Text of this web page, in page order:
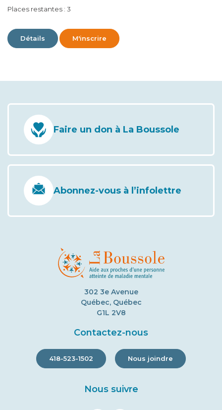
Places restantes : 3
Détails M'inscrire
Faire un don à La Boussole
Abonnez-vous à l’infolettre
302 3e Avenue
Québec, Québec
G1L 2V8
Contactez-nous
418-523-1502 Nous joindre
Nous suivre